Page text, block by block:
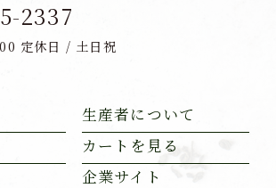
2337
定休日 / 土日祝
生産者について
カートを見る
企業サイト